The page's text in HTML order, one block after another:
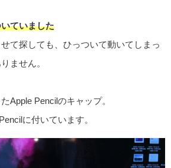
ていました
て探しても、ひっついて動いてしまっ
ません。
Apple Pencilのキャップ。
に付いています。